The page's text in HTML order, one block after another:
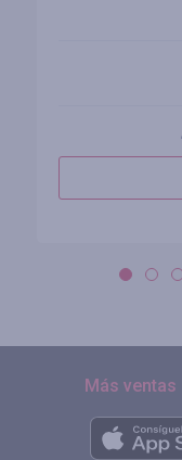
Más ventas